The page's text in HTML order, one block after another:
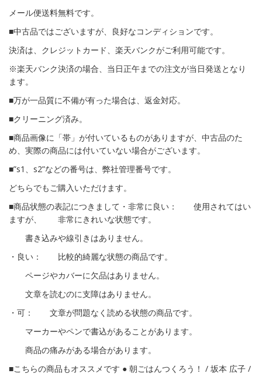
メール便送料無料です。
■中古品ではございますが、良好なコンディションです。
決済は、クレジットカード、楽天バンクがご利用可能です。
※楽天バンク決済の場合、当日正午までの注文が当日発送となり
ます。
■万が一品質に不備が有った場合は、返金対応。
■クリーニング済み。
■商品画像に「帯」が付いているものがありますが、中古品のた
め、実際の商品には付いていない場合がございます。
■”s1、s2”などの番号は、弊社管理番号です。
どちらでもご購入いただけます。
■商品状態の表記につきまして・非常に良い： 使用されてはい
ますが、 非常にきれいな状態です。
書き込みや線引きはありません。
・良い： 比較的綺麗な状態の商品です。
ページやカバーに欠品はありません。
文章を読むのに支障はありません。
・可： 文章が問題なく読める状態の商品です。
マーカーやペンで書込があることがあります。
商品の痛みがある場合があります。
■こちらの商品もオススメです ● 朝ごはんつくろう！ / 坂本 広子 /